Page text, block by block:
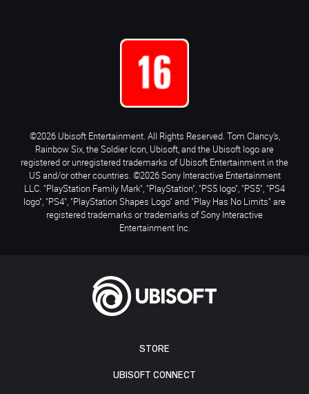
STORE
UBISOFT CONNECT
©2026 Ubisoft Entertainment. All Rights Reserved. Tom Clancy’s,
Rainbow Six, the Soldier Icon, Ubisoft, and the Ubisoft logo are
registered or unregistered trademarks of Ubisoft Entertainment in the
US and/or other countries. ©2026 Sony Interactive Entertainment
LLC. "PlayStation Family Mark", "PlayStation", "PS5 logo", "PS5", "PS4
logo", "PS4", "PlayStation Shapes Logo" and "Play Has No Limits" are
registered trademarks or trademarks of Sony Interactive
Entertainment Inc.